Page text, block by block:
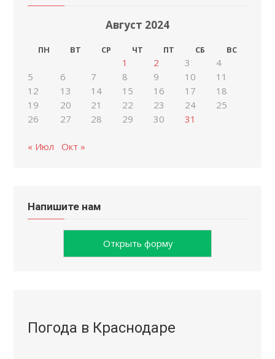
Август 2024
ПН ВТ СР ЧТ ПТ СБ ВС
1 2 3
4
5
6 7 8 9 10
11
12
13 14 15 16 17
18
19
20 21 22 23 24
25
26
27 28 29 30 31
« Июл Окт »
Напишите нам
Открыть форму
Погода в Краснодаре